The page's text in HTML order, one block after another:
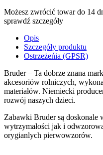
Możesz zwrócić towar do 14
sprawdź szczegóły
Opis
Szczegóły produktu
Ostrzeżeńia (GPSR)
Bruder – Ta dobrze znana
akcesoriów rolniczych,
materiałów. Niemiecki
rozwój naszych dzieci.
Zabawki Bruder są doskonale
wytrzymałości jak i
orygianlych pierwowzorów.